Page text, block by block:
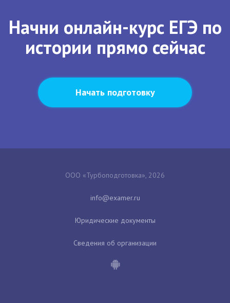
Начни онлайн-курс ЕГЭ по
истории прямо сейчас
Начать подготовку
ООО «Турбоподготовка», 2026
Юридические документы
Сведения об организации